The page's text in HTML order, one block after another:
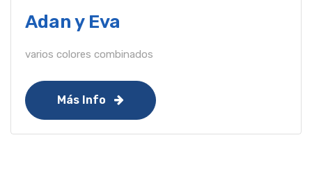
Adan y Eva
varios colores combinados
Más Info